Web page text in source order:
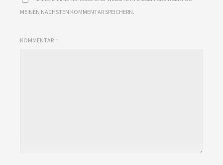
MEINEN NÄCHSTEN KOMMENTAR SPEICHERN.
KOMMENTAR